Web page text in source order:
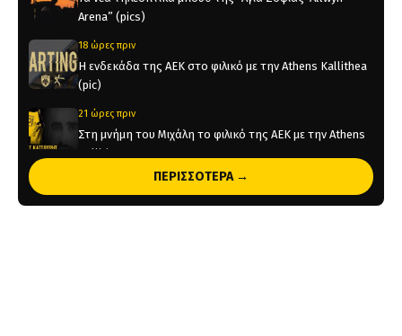
Arena” (pics)
18 ώρες πριν
Η ενδεκάδα της ΑΕΚ στο φιλικό με την Athens Kallithea
(pic)
21 ώρες πριν
Στη μνήμη του Μιχάλη το φιλικό της ΑΕΚ με την Athens
Kallithea
Τέλος από την ΑΕΚ ο Δέδες
ΠΕΡΙΣΣΟΤΕΡΑ →